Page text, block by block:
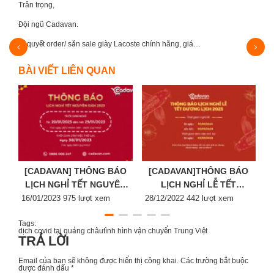
Trân trọng,
Đội ngũ Cadavan.
Bí quyết order/ săn sale giày Lacoste chính hãng, giá…
BÀI VIẾT LIÊN QUAN
[CADAVAN] THÔNG BÁO
LỊCH NGHỈ TẾT NGUYÊN
ĐÁN 2023
Posted
16/01/2023 975 lượt xem
[CADAVAN]THÔNG BÁO
LỊCH NGHỈ LỄ TẾT
DƯƠNG LỊCH 2023
Posted
28/12/2022 442 lượt xem
Tags:
dịch covid tại quảng châutình hình vận chuyển Trung Việt
TRẢ LỜI
Email của bạn sẽ không được hiển thị công khai. Các trường bắt buộc
được đánh dấu *